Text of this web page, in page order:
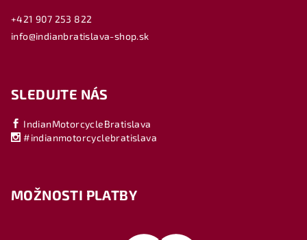
+421 907 253 822
info@indianbratislava-shop.sk
SLEDUJTE NÁS
IndianMotorcycleBratislava
#indianmotorcyclebratislava
MOŽNOSTI PLATBY